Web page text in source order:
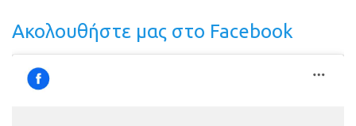
Ακολουθήστε μας στο Facebook